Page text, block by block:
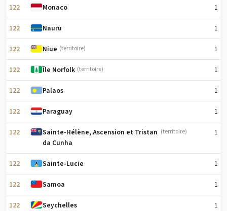
122 Monaco 1
122 Nauru 1
122 Niue (territoire) 1
122 Île Norfolk (territoire) 1
122 Palaos 1
122 Paraguay 1
122
Sainte-Hélène, Ascension et Tristan
da Cunha
(territoire) 1
122 Sainte-Lucie 1
122 Samoa 1
122 Seychelles 1